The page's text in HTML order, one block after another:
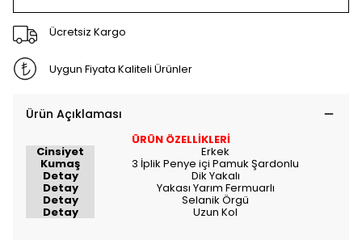
Ücretsiz Kargo
Uygun Fiyata Kaliteli Ürünler
Ürün Açıklaması
ÜRÜN ÖZELLİKLERİ
Cinsiyet Erkek
Kumaş 3 İplik Penye içi Pamuk Şardonlu
Detay Dik Yakalı
Detay Yakası Yarım Fermuarlı
Detay Selanik Örgü
Detay Uzun Kol